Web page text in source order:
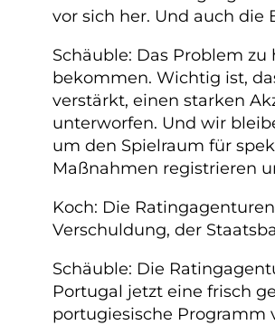
vor sich her. Und auch
Schäuble: Das Problem
bekommen. Wichtig ist,
verstärkt, einen starken
unterworfen. Und wir
um den Spielraum für
Maßnahmen registrieren
Koch: Die
Verschuldung, der
Schäuble: Die
Portugal jetzt eine frisch
portugiesische Programm